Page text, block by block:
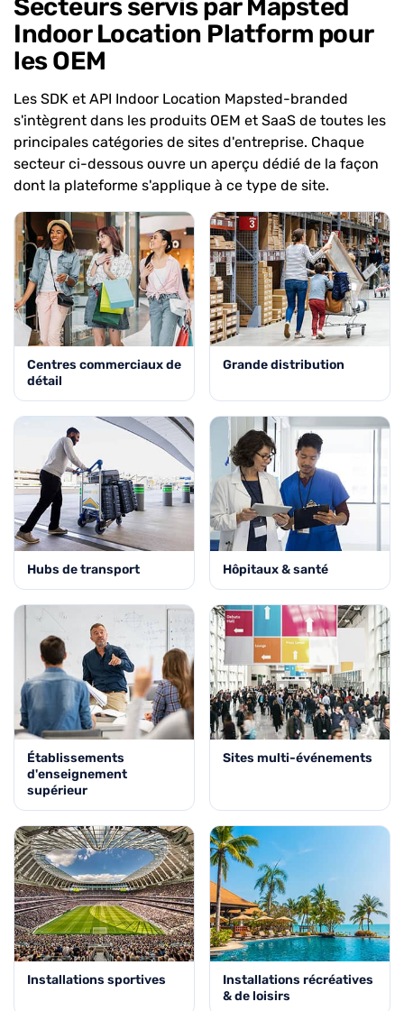
Secteurs servis par Mapsted
Indoor Location Platform pour
les OEM
Les SDK et API Indoor Location Mapsted-branded
s'intègrent dans les produits OEM et SaaS de toutes les
principales catégories de sites d'entreprise. Chaque
secteur ci-dessous ouvre un aperçu dédié de la façon
dont la plateforme s'applique à ce type de site.
Centres commerciaux de
détail
Grande distribution
Hubs de transport Hôpitaux & santé
Établissements
d'enseignement
supérieur
Sites multi-événements
Installations sportives
Installations récréatives
& de loisirs